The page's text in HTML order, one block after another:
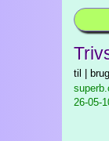
til |
26-05-